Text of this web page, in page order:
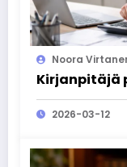
Noora
Kirjanpitäjä
2026-03-12